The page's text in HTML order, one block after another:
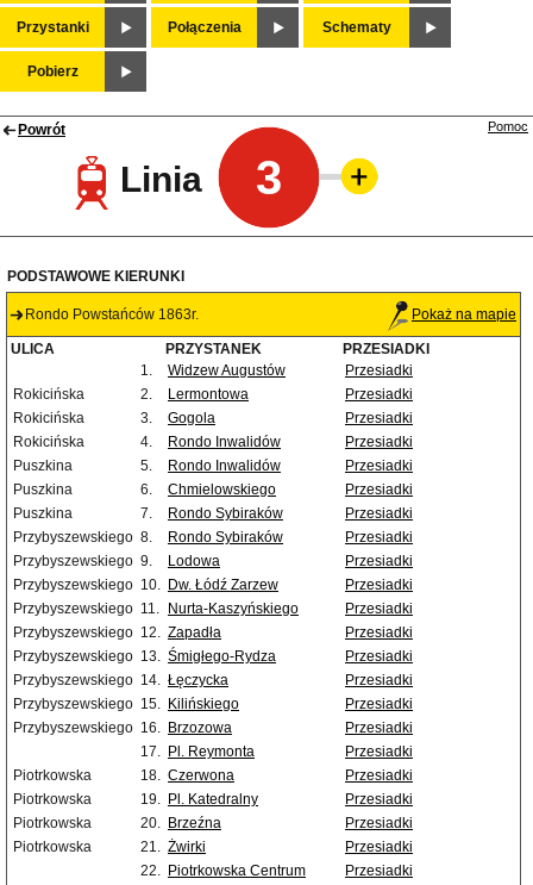
Przystanki Połączenia Schematy
Pobierz
Powrót
Linia 3
Pomoc
PODSTAWOWE KIERUNKI
Rondo Powstańców 1863r. Pokaż na mapie
ULICA PRZYSTANEK
PRZESIADKI
1.
Widzew Augustów
Przesiadki
Rokicińska
2. Lermontowa
Przesiadki
Rokicińska
3. Gogola
Przesiadki
Rokicińska
4. Rondo Inwalidów
Przesiadki
Puszkina
5. Rondo Inwalidów
Przesiadki
Puszkina
6. Chmielowskiego
Przesiadki
Puszkina
7. Rondo Sybiraków
Przesiadki
Przybyszewskiego 8. Rondo Sybiraków
Przesiadki
Przybyszewskiego 9. Lodowa
Przesiadki
Przybyszewskiego 10. Dw. Łódź Zarzew
Przesiadki
Przybyszewskiego 11. Nurta-Kaszyńskiego
Przesiadki
Przybyszewskiego 12. Zapadła
Przesiadki
Przybyszewskiego 13. Śmigłego-Rydza
Przesiadki
Przybyszewskiego 14. Łęczycka
Przesiadki
Przybyszewskiego 15. Kilińskiego
Przesiadki
Przybyszewskiego 16. Brzozowa
Przesiadki
17. Pl. Reymonta
Przesiadki
Piotrkowska
18. Czerwona
Przesiadki
Piotrkowska
19. Pl. Katedralny
Przesiadki
Piotrkowska
20. Brzeźna
Przesiadki
Piotrkowska
21. Żwirki
Przesiadki
22. Piotrkowska Centrum
Przesiadki